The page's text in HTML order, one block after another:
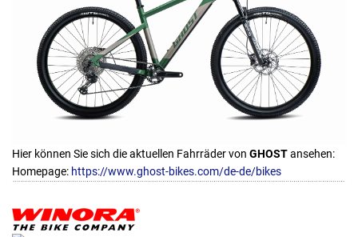
Hier können Sie sich die aktuellen Fahrräder von GHOSTansehen:
Homepage: https://www.ghost-bikes.com/de-de/bikes